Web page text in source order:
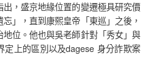
，盛京地緣位置的變遷極具研究價
」，直到康熙皇帝「東巡」之後，
位。他也與吳老師針對「秀女」與
定上的區別以及dagese 身分詐欺案